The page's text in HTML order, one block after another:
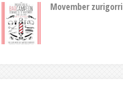
Movember zurigorri